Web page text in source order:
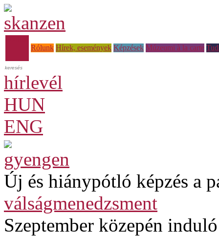
Rólunk Hírek, események Képzések Múzeumi à la carte
hírlevél
HUN
ENG
Új és hiánypótló képzés a
válságmenedzsment
Szeptember közepén